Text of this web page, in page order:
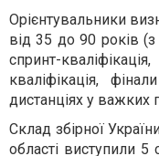
Орієнтувальники
від 35 до 90 років
спринт-
кваліфікація,
дистанціях у важких
Склад збірної
області виступили 5